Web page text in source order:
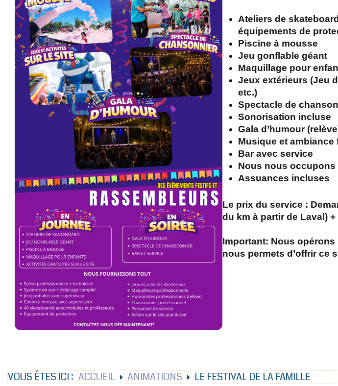
Ateliers de
équipements de
Piscine à mousse
Jeu gonflable géant
Maquillage pour
Jeux extérieurs (Jeu
etc.)
Spectacle de
Sonorisation incluse
Gala d’humour
Musique et
Bar avec service
Nous nous
Assuances incluses
Le prix du service :
du km à partir de Laval)
Important: Nous opérons
nous permets d’offrir ce
VOUS ÊTES ICI : ACCUEIL ANIMATIONS LE FESTIVAL DE LA FAMILLE